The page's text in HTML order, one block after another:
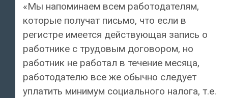
«Мы напоминаем всем работодателям,
которые получат письмо, что если в
регистре имеется действующая запись о
работнике с трудовым договором, но
работник не работал в течение месяца,
работодателю все же обычно следует
уплатить минимум социального налога, т.е.